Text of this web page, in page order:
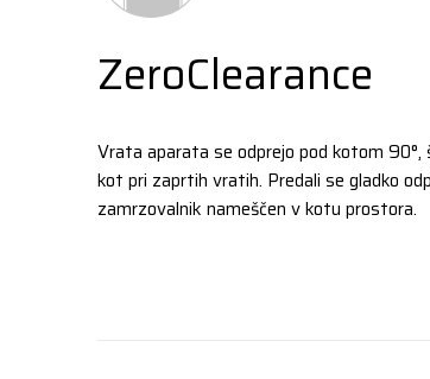
ZeroClearance
Vrata aparata se odprejo pod kotom
kot pri zaprtih vratih. Predali se gladko
zamrzovalnik nameščen v kotu prostora.